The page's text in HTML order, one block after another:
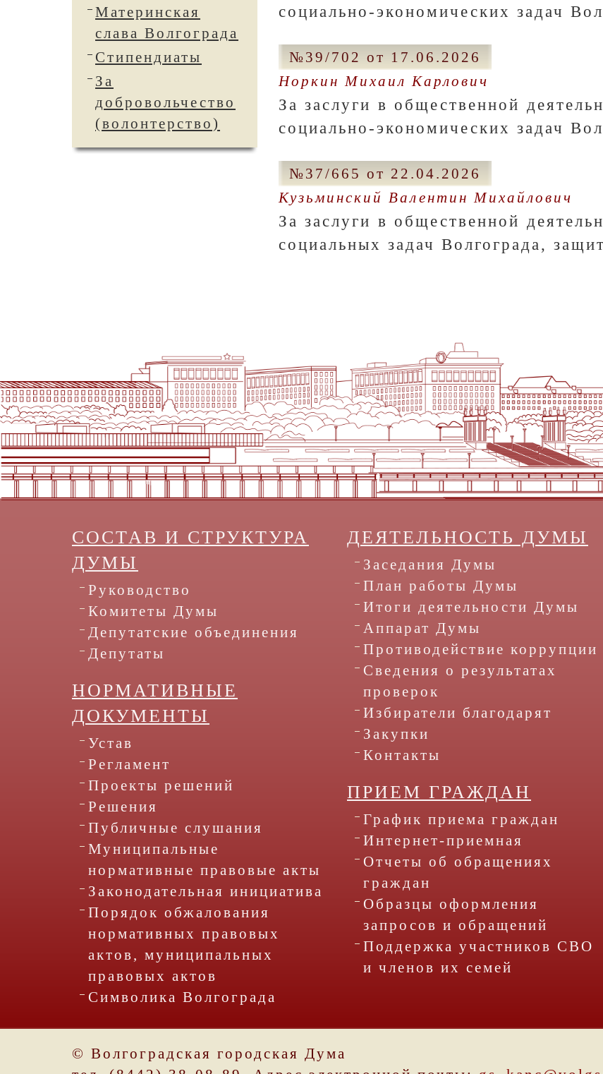
Материнская
слава Волгограда
Стипендиаты
За
добровольчество
(волонтерство)
социально-экономических задач
№39/702 от 17.06.2026
Норкин Михаил Карлович
За заслуги в общественной
социально-экономических задач
№37/665 от 22.04.2026
Кузьминский Валентин Михайлович
За заслуги в общественной
социальных задач Волгограда,
СОСТАВ И СТРУКТУРА
ДУМЫ
Руководство
Комитеты Думы
Депутатские объединения
Депутаты
НОРМАТИВНЫЕ
ДОКУМЕНТЫ
Устав
Регламент
Проекты решений
Решения
Публичные слушания
Муниципальные
нормативные правовые акты
Законодательная инициатива
Порядок обжалования
нормативных правовых
актов, муниципальных
правовых актов
Символика Волгограда
ДЕЯТЕЛЬНОСТЬ ДУМЫ
Заседания Думы
План работы Думы
Итоги деятельности Думы
Аппарат Думы
Противодействие коррупции
Сведения о результатах
проверок
Избиратели благодарят
Закупки
Контакты
ПРИЕМ ГРАЖДАН
График приема граждан
Интернет-приемная
Отчеты об обращениях
граждан
Образцы оформления
запросов и обращений
Поддержка участников СВО
и членов их семей
© Волгоградская городская Дума